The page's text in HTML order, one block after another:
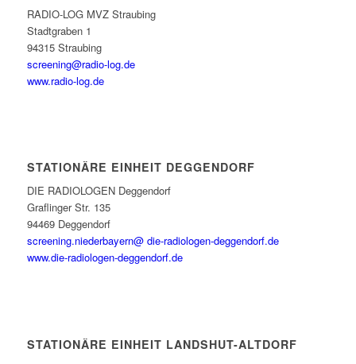
RADIO-LOG MVZ Straubing
Stadtgraben 1
94315 Straubing
screening@radio-log.de
www.radio-log.de
STATIONÄRE EINHEIT DEGGENDORF
DIE RADIOLOGEN Deggendorf
Graflinger Str. 135
94469 Deggendorf
screening.niederbayern@ die-radiologen-deggendorf.de
www.die-radiologen-deggendorf.de
STATIONÄRE EINHEIT LANDSHUT-ALTDORF